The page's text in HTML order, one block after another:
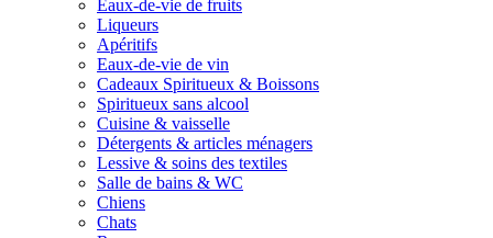
Eaux-de-vie de fruits
Liqueurs
Apéritifs
Eaux-de-vie de vin
Cadeaux Spiritueux & Boissons
Spiritueux sans alcool
Cuisine & vaisselle
Détergents & articles ménagers
Lessive & soins des textiles
Salle de bains & WC
Chiens
Chats